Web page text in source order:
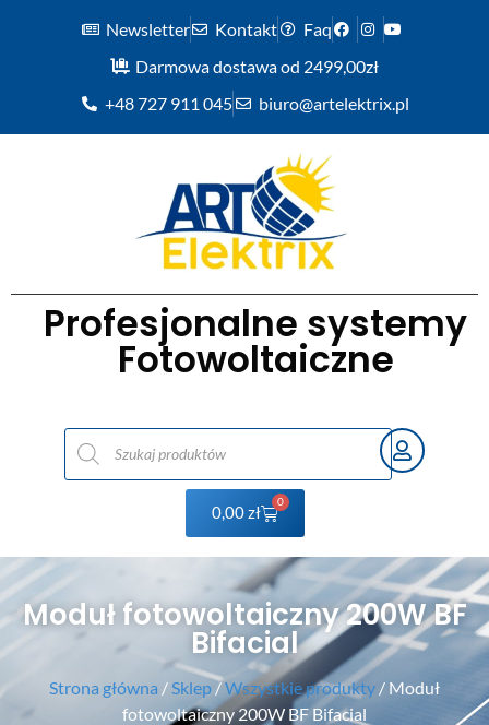
Newsletter Kontakt
Faq
Darmowa dostawa od 2499,00zł
+48 727 911 045
biuro@artelektrix.pl
Profesjonalne systemy
Fotowoltaiczne
0,00zł
0
Moduł fotowoltaiczny 200W BF
Bifacial
Strona główna / Sklep/Wszystkie produkty / Moduł
fotowoltaiczny 200W BF Bifacial